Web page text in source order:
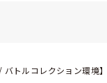
トルコレクション環境】